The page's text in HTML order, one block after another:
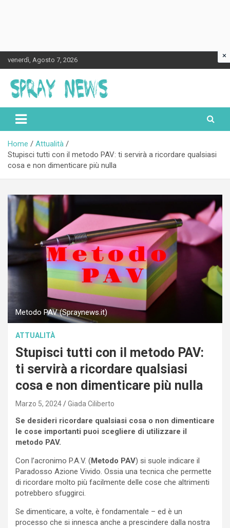
to
content
venerdì, Agosto 7, 2026
Spraynews.it
Home
Attualità
Stupisci tutti con il metodo PAV: ti servirà a ricordare qualsiasi
cosa e non dimenticare più nulla
Metodo PAV (Spraynews.it)
ATTUALITÀ
Stupisci tutti con il metodo PAV:
ti servirà a ricordare qualsiasi
cosa e non dimenticare più nulla
Marzo 5, 2024 Giada Ciliberto
Se desideri ricordare qualsiasi cosa o non dimenticare
le cose importanti puoi scegliere di utilizzare il
metodo PAV.
Con l’acronimo P.A.V. (Metodo PAV) si suole indicare il
Paradosso Azione Vivido. Ossia una tecnica che permette
di ricordare molto più facilmente delle cose che altrimenti
potrebbero sfuggirci.
Se dimenticare, a volte, è fondamentale – ed è un
processo che si innesca anche a prescindere dalla nostra
×